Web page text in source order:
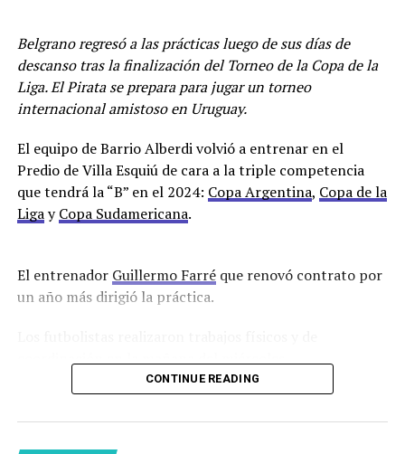
En caso de que no llegue su lugar lo ocupará Alvaro
Maslovski.
Racing se encuentra en la décimotercera posición con
22 puntos.
En cuanto al mercado de pases que ya abrió el pasado
sábado, está próximamente a llegar un delantero
proveniente de Sarmiento de Junín, Lautaro Cerato de
23 años, que solamente jugó 24 minutos y su pase
Para el partido ante el puntero el club comunicó a los
socios que deberán tener la cuota de junio paga para
Por Lisandro Uribe Echevarria
Facebook
Twitter
WhatsApp
Messenger
GmailShare
Belgrano regresó a las prácticas luego de sus días de
descanso tras la finalización del Torneo de la Copa de la
Liga. El Pirata se prepara para jugar un torneo
internacional amistoso en Uruguay.
El equipo de Barrio Alberdi volvió a entrenar en el
Predio de Villa Esquiú de cara a la triple competencia
que tendrá la “B” en el 2024: Copa Argentina, Copa de la
LigayCopa Sudamericana.
El entrenador Guillermo Farréque renovó contrato por
un año más dirigió la práctica.
Los ausentes que finalizaron sus contratos fueron
Francisco Oliver, Lucas Diarte, Andrés Amaya, Diego
CONTINUE READING